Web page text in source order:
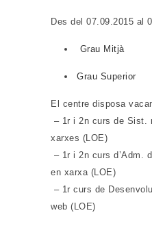
Des del 07.09.2015 al
Grau Mitjà
Grau Superior
El centre disposa
– 1r i 2n curs de Sist.
xarxes (LOE)
– 1r i 2n curs d’Adm.
en xarxa (LOE)
– 1r curs de
web (LOE)